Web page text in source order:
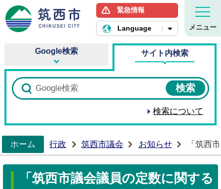
筑西市ホームページ
緊急情報
Language メニュー
Google検索 サイト内検索
検索について
ホーム
行政 筑西市議会 お知らせ 「筑西
「筑西市議会議員の定数に関する